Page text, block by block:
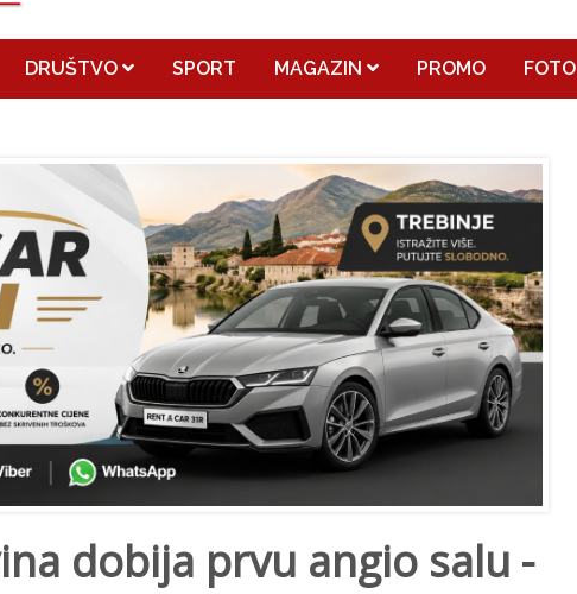
DRUŠTVO SPORT MAGAZIN PROMO FOTO
dobija prvu angio salu -